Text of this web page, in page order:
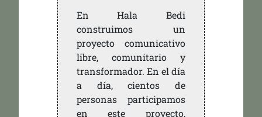
En Hala Bedi
construimos un
proyecto comunicativo
libre, comunitario y
transformador. En el día
a día, cientos de
personas participamos
en este proyecto,